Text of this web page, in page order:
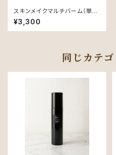
スキンメイクマルチバーム（単
品）
¥3,300
同じカテ